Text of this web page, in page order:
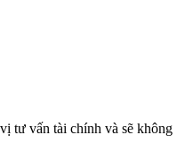
tư vấn tài chính và sẽ không